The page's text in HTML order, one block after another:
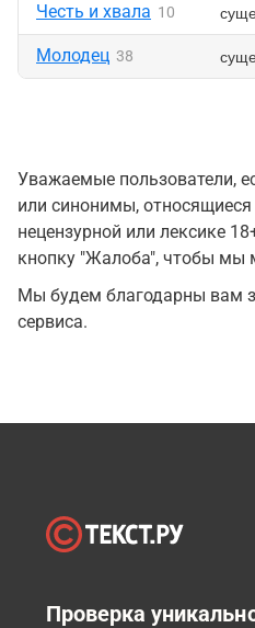
Честь и хвала 10
Молодец 38
Уважаемые пользователи,
или синонимы, относящиеся
нецензурной или лексике
кнопку "Жалоба", чтобы мы
Мы будем благодарны вам
сервиса.
Проверка